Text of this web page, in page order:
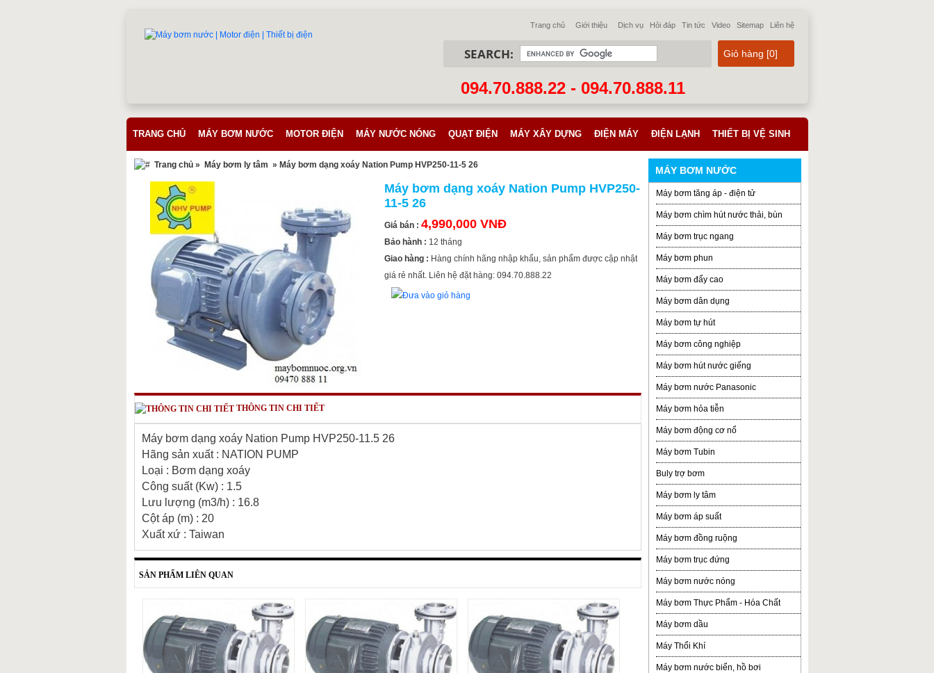
Trang chủ Giới thiệu Dịch vụ Hỏi đáp Tin tức Video Sitemap Liên hệ
Giỏ hàng [0]
SEARCH:
094.70.888.22 - 094.70.888.11
TRANG CHỦ MÁY BƠM NƯỚC MOTOR ĐIỆN MÁY NƯỚC NÓNG QUẠT ĐIỆN MÁY XÂY DỰNG ĐIỆN MÁY ĐIỆN LẠNH THIẾT BỊ VỆ SINH
Trang chủ » Máy bơm ly tâm » Máy bơm dạng xoáy Nation Pump HVP250-11-5 26
Máy bơm dạng xoáy Nation Pump HVP250-
11-5 26
Giá bán : 4,990,000 VNĐ
Bảo hành : 12 tháng
Giao hàng : Hàng chính hãng nhập khẩu, sản phẩm được cập nhật
giá rẻ nhất. Liên hệ đặt hàng: 094.70.888.22
THÔNG TIN CHI TIẾT
Máy bơm dạng xoáy Nation Pump HVP250-11.5 26
Hãng sản xuất : NATION PUMP
Loại : Bơm dạng xoáy
Công suất (Kw) : 1.5
Lưu lượng (m3/h) : 16.8
Cột áp (m) : 20
Xuất xứ : Taiwan
SẢN PHẨM LIÊN QUAN
MÁY BƠM NƯỚC
Máy bơm tăng áp - điện tử
Máy bơm chìm hút nước thải, bùn
Máy bơm trục ngang
Máy bơm phun
Máy bơm đẩy cao
Máy bơm dân dụng
Máy bơm tự hút
Máy bơm công nghiệp
Máy bơm hút nước giếng
Máy bơm nước Panasonic
Máy bơm hỏa tiễn
Máy bơm động cơ nổ
Máy bơm Tubin
Buly trợ bơm
Máy bơm ly tâm
Máy bơm áp suất
Máy bơm đồng ruộng
Máy bơm trục đứng
Máy bơm nước nóng
Máy bơm Thực Phẩm - Hóa Chất
Máy bơm dầu
Máy Thổi Khí
Máy bơm nước biển, hồ bơi